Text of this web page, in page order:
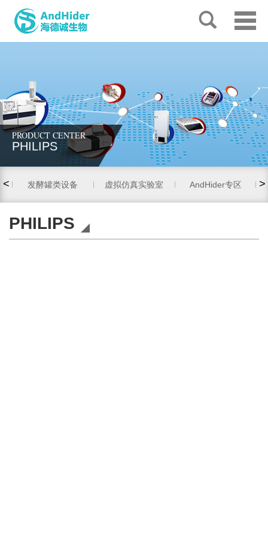
PRODUCT CENTER
PHILIPS
发酵罐类设备 虚拟仿真实验室 AndHider专区
< >
PHILIPS